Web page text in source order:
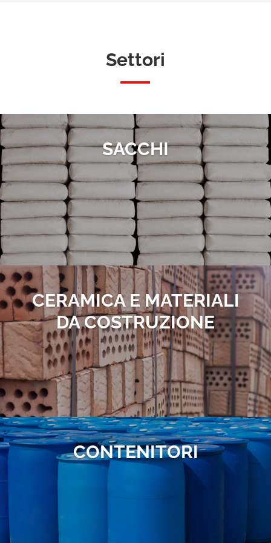
Settori
SACCHI
CERAMICA E MATERIALI
DA COSTRUZIONE
CONTENITORI